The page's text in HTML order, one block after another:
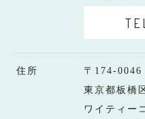
住所
〒174-0046
東京都板橋
ワイティー